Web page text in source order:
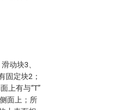
动块3、
固定块2；
上有与“T”
面上；所